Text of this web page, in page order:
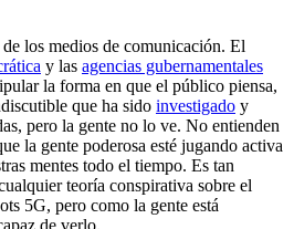
los medios de comunicación. El
y las agencias gubernamentales
la forma en que el público piensa,
que ha sido investigado y
pero la gente no lo ve. No entienden
la gente poderosa esté jugando activa
mentes todo el tiempo. Es tan
teoría conspirativa sobre el
5G, pero como la gente está
de verlo.